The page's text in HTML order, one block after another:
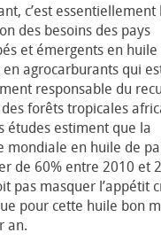
c’est essentiellement
des besoins des pays
et émergents en huile
agrocarburants qui
responsable du
forêts tropicales
études estiment que la
mondiale en huile de
de 60% entre 2010 et
pas masquer l’appétit
pour cette huile bon
an.